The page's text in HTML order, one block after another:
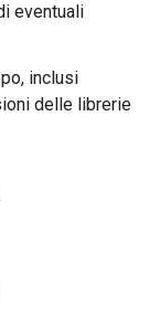
eventuali
inclusi
delle librerie